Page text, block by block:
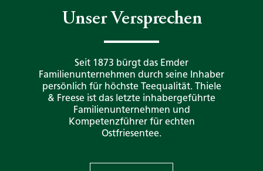
Unser Versprechen
Seit 1873 bürgt das Emder
Familienunternehmen durch seine Inhaber
persönlich für höchste Teequalität. Thiele
& Freese ist das letzte inhabergeführte
Familienunternehmen und
Kompetenzführer für echten
Ostfriesentee.